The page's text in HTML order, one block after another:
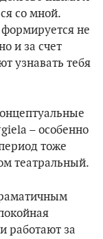
со мной.
не
и за счет
узнавать тебя
– особенно
тоже
театральный.
работают за